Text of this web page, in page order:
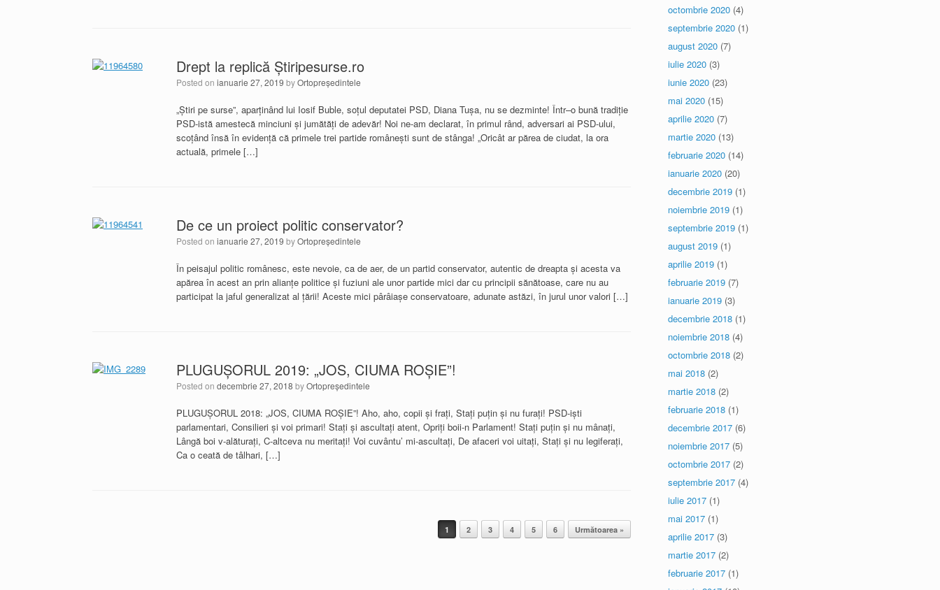
Drept la replică Ştiripesurse.ro
Posted onianuarie 27, 2019 byOrtopreședintele
„Știri pe surse”, aparținând lui Iosif Buble, soțul deputatei PSD, Diana Tușa, nu se dezminte! Într–o bună tradiție
PSD-istă amestecă minciuni și jumătăți de adevăr! Noi ne-am declarat, în primul rând, adversari ai PSD-ului,
scoțând însă în evidență că primele trei partide românești sunt de stânga! „Oricât ar părea de ciudat, la ora
actuală, primele […]
De ce un proiect politic conservator?
Posted onianuarie 27, 2019 byOrtopreședintele
În peisajul politic românesc, este nevoie, ca de aer, de un partid conservator, autentic de dreapta şi acesta va
apărea în acest an prin alianţe politice şi fuziuni ale unor partide mici dar cu principii sănătoase, care nu au
participat la jaful generalizat al ţării! Aceste mici pârâiașe conservatoare, adunate astăzi, în jurul unor valori […]
PLUGUŞORUL 2019: „JOS, CIUMA ROŞIE”!
Posted ondecembrie 27, 2018 byOrtopreședintele
PLUGUŞORUL 2018: „JOS, CIUMA ROŞIE”! Aho, aho, copii şi fraţi, Staţi puţin şi nu furaţi! PSD-işti
parlamentari, Consilieri şi voi primari! Staţi şi ascultaţi atent, Opriţi boii-n Parlament! Staţi puţin şi nu mânaţi,
Lângă boi v-alăturaţi, C-altceva nu meritaţi! Voi cuvântu’ mi-ascultaţi, De afaceri voi uitaţi, Staţi şi nu legiferaţi,
Ca o ceată de tâlhari, […]
1 2 3 4 5 6 Următoarea »
octombrie 2020 (4)
septembrie 2020 (1)
august 2020 (7)
iulie 2020 (3)
iunie 2020 (23)
mai 2020 (15)
aprilie 2020 (7)
martie 2020 (13)
februarie 2020 (14)
ianuarie 2020 (20)
decembrie 2019 (1)
noiembrie 2019 (1)
septembrie 2019 (1)
august 2019 (1)
aprilie 2019 (1)
februarie 2019 (7)
ianuarie 2019 (3)
decembrie 2018 (1)
noiembrie 2018 (4)
octombrie 2018 (2)
mai 2018 (2)
martie 2018 (2)
februarie 2018 (1)
decembrie 2017 (6)
noiembrie 2017 (5)
octombrie 2017 (2)
septembrie 2017 (4)
iulie 2017 (1)
mai 2017 (1)
aprilie 2017 (3)
martie 2017 (2)
februarie 2017 (1)